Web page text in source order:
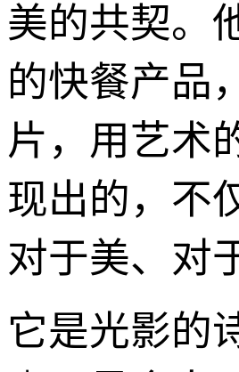
美的共契。
的快餐产品
片，用艺术
现出的，不
对于美、对
它是光影的